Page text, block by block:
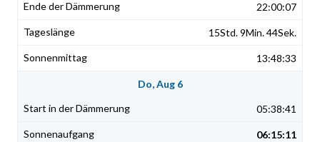
22:00:07
15Std. 9Min. 44Sek.
13:48:33
Do, Aug 6
05:38:41
06:15:11